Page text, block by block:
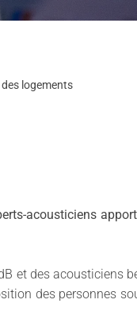
logements
acousticiens
et des acousticiens
des personnes